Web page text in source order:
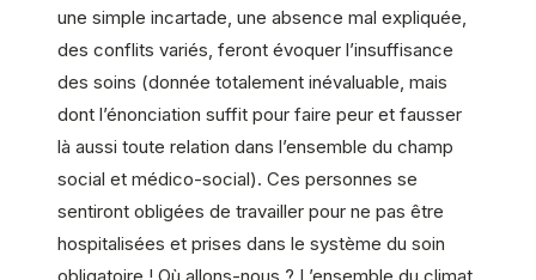
une simple incartade, une absence mal expliquée,
des conflits variés, feront évoquer l’insuffisance
des soins (donnée totalement inévaluable, mais
dont l’énonciation suffit pour faire peur et fausser
là aussi toute relation dans l’ensemble du champ
social et médico-social). Ces personnes se
sentiront obligées de travailler pour ne pas être
hospitalisées et prises dans le système du soin
obligatoire ! Où allons-nous ? L’ensemble du climat